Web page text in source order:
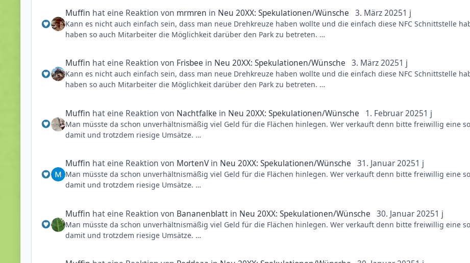
Muffin hat eine Reaktion von mrmren in Neu 20XX: Spekulationen/Wünsche 3. März 20251 j
Kann es nicht auch einfach sein, dass man neue Drehkreuze haben wollte und die einfach diese NFC Schnittstelle
haben so auch Mitarbeiter die Möglichkeit darüber den Park zu betreten.
Muffin hat eine Reaktion von Frisbee in Neu 20XX: Spekulationen/Wünsche 3. März 20251 j
Kann es nicht auch einfach sein, dass man neue Drehkreuze haben wollte und die einfach diese NFC Schnittstelle
haben so auch Mitarbeiter die Möglichkeit darüber den Park zu betreten.
Muffin hat eine Reaktion von Nachtfalke in Neu 20XX: Spekulationen/Wünsche 1. Februar 20251 j
Man müsste da schon unverhältnismäßig viel Geld für die Flächen hinlegen. Wer verkauft denn bitte freiwillig eine
damit und trotzdem riesige Umsätze.
Muffin hat eine Reaktion von MortenV in Neu 20XX: Spekulationen/Wünsche 31. Januar 20251 j
Man müsste da schon unverhältnismäßig viel Geld für die Flächen hinlegen. Wer verkauft denn bitte freiwillig eine
damit und trotzdem riesige Umsätze.
Muffin hat eine Reaktion von Bananenblatt in Neu 20XX: Spekulationen/Wünsche 30. Januar 20251 j
Man müsste da schon unverhältnismäßig viel Geld für die Flächen hinlegen. Wer verkauft denn bitte freiwillig eine
damit und trotzdem riesige Umsätze.